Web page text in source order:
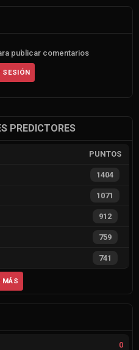
publicar comentarios
SESIÓN
PREDICTORES
PUNTOS
1404
1071
912
759
741
MÁS
0